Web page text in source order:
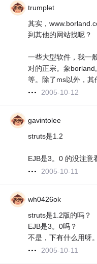
trumplet
其实，
到其他的网站找呢？
一些大型软件，我一
对的正宗。象
等。除了ms以外，其
2005-10-12
gavintolee
struts是1.2
EJB是3。0 的没注意
2005-10-11
wh0426ok
struts是1.2版的吗？
EJB是3。0吗？
不是，下有什么用呀。
2005-10-11